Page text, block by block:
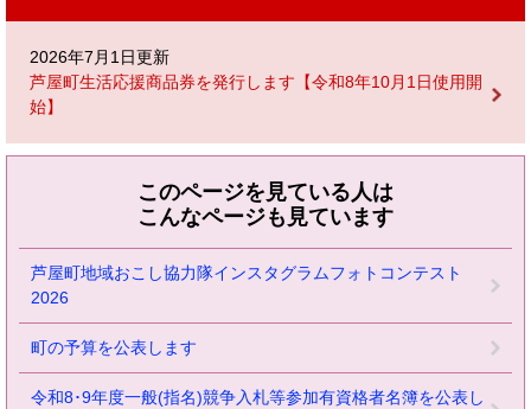
2026年7月1日更新
芦屋町生活応援商品券を発行します【令和8年10月1日使用開
始】
このページを見ている人は
こんなページも見ています
芦屋町地域おこし協力隊インスタグラムフォトコンテスト
2026
町の予算を公表します
令和8･9年度一般(指名)競争入札等参加有資格者名簿を公表し